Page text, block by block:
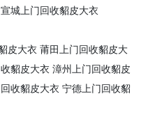
宣城上门回收貂皮大衣
皮大衣 莆田上门回收貂皮大
貂皮大衣 漳州上门回收貂皮
收貂皮大衣 宁德上门回收貂